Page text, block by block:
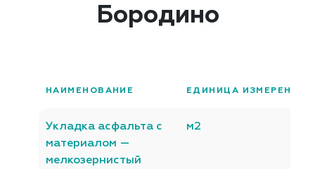
Бородино
НАИМЕНОВАНИЕ ЕДИНИЦА ИЗМЕРЕНИЯ
Укладка асфальта с
материалом —
мелкозернистый
м2